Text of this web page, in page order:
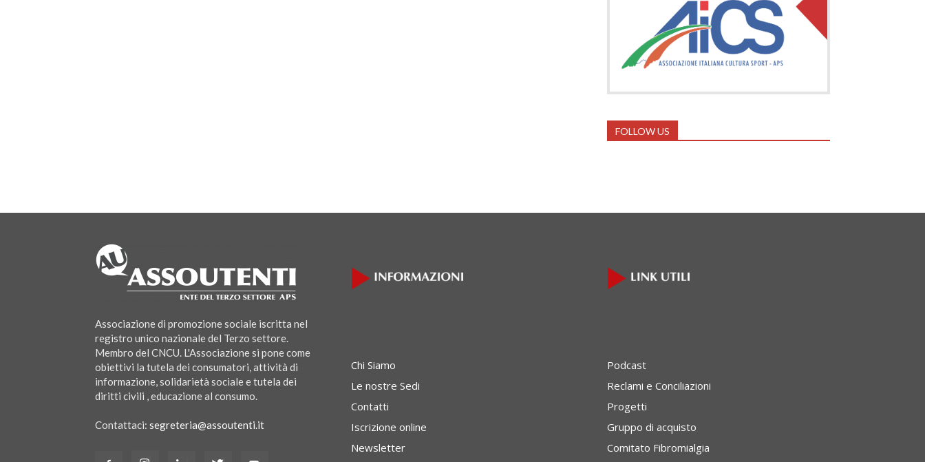
FOLLOW US
Associazione di promozione sociale iscritta nel
registro unico nazionale del Terzo settore.
Membro del CNCU. L'Associazione si pone come
obiettivi la tutela dei consumatori, attività di
informazione, solidarietà sociale e tutela dei
diritti civili , educazione al consumo.
Contattaci: segreteria@assoutenti.it
Chi Siamo
Le nostre Sedi
Contatti
Iscrizione online
Newsletter
Podcast
Reclami e Conciliazioni
Progetti
Gruppo di acquisto
Comitato Fibromialgia